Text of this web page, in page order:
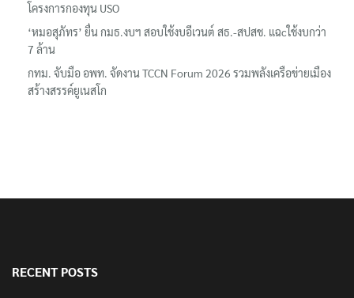
โครงการกองทุน USO
‘หมอสุภัทร’ ยื่น กมธ.งบฯ สอบใช้งบอีเวนต์ สธ.-สปสช. แฉcใช้งบกว่า
7 ล้าน
กทม. จับมือ อพท. จัดงาน TCCN Forum 2026 รวมพลังเครือข่ายเมือง
สร้างสรรค์ยูเนสโก
RECENT POSTS